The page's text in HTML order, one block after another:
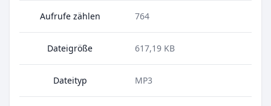
Aufrufe zählen 764
Dateigröße 617,19 KB
Dateityp MP3